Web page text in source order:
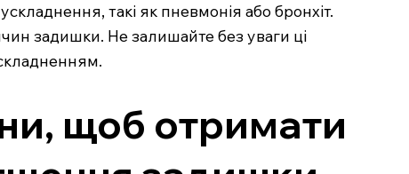
такі як пневмонія або бронхіт.
задишки. Не залишайте без уваги ці
щоб отримати